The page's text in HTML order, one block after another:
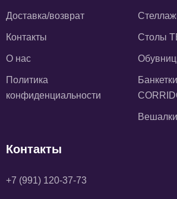
Доставка/возврат
Контакты
О нас
Политика
конфиденциальности
Столы
Контакты
+7 (991) 120-37-73